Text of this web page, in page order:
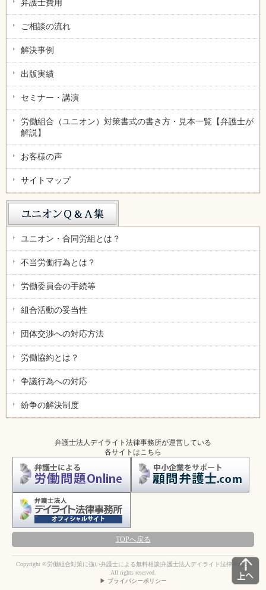
弁護士費用
ご相談の流れ
解決事例
出版実績
セミナー・講演
労働組合（ユニオン）対策書式の書き方・見本一覧【弁護士が
解説】
お客様の声
サイトマップ
ユニオン・合同労組とは？
不当労働行為とは？
労働委員会の手続等
組合活動の妥当性
団体交渉への対応方法
労働協約とは？
争議行為への対応
紛争の解決制度
弁護士法人デイライト法律事務所が運営している
各サイトはこちら
TOPへ戻る
Copyright ©労働組合対策に強い弁護士による無料相談|弁護士法人デイライト法律事務所
All rights reserved.
▶ プライバシーポリシー